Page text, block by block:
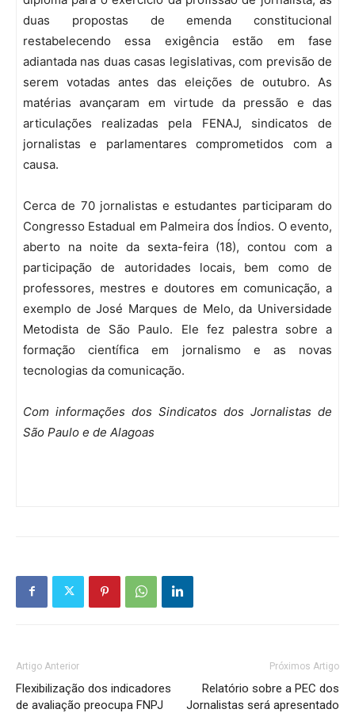
duas propostas de emenda constitucional
restabelecendo essa exigência estão em fase
adiantada nas duas casas legislativas, com previsão de
serem votadas antes das eleições de outubro. As
matérias avançaram em virtude da pressão e das
articulações realizadas pela FENAJ, sindicatos de
jornalistas e parlamentares comprometidos com a
causa.
Cerca de 70 jornalistas e estudantes participaram do
Congresso Estadual em Palmeira dos Índios. O evento,
aberto na noite da sexta-feira (18), contou com a
participação de autoridades locais, bem como de
professores, mestres e doutores em comunicação, a
exemplo de José Marques de Melo, da Universidade
Metodista de São Paulo. Ele fez palestra sobre a
formação científica em jornalismo e as novas
tecnologias da comunicação.
Com informações dos Sindicatos dos Jornalistas de
São Paulo e de Alagoas
Artigo Anterior
Flexibilização dos indicadores
de avaliação preocupa FNPJ
Próximos Artigo
Relatório sobre a PEC dos
Jornalistas será apresentado